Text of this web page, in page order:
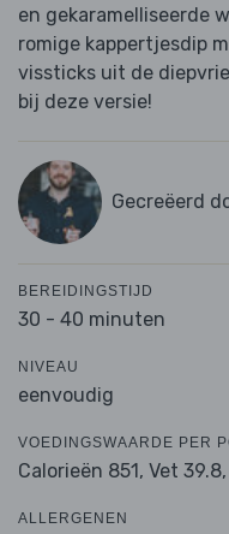
en gekaramelliseerde
romige kappertjesdip
vissticks uit de
bij deze versie!
Gecreëerd
BEREIDINGSTIJD
30 - 40 minuten
NIVEAU
eenvoudig
VOEDINGSWAARDE PER
Calorieën 851, Vet 39.8,
ALLERGENEN